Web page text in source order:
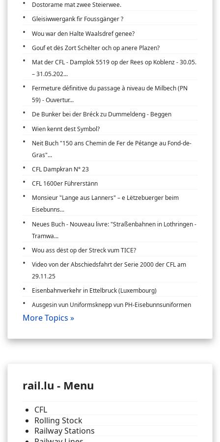
Dostorame mat zwee Steierwee.
Gleisiwwergank fir Foussgänger ?
Wou war den Halte Waalsdref genee?
Gouf et dës Zort Schëlter och op anere Plazen?
Mat der CFL - Damplok 5519 op der Rees op Koblenz - 30.05.
– 31.05.202...
Fermeture définitive du passage à niveau de Milbech (PN
59) - Ouvertur...
De Bunker bei der Bréck zu Dummeldeng - Beggen
Wien kennt dest Symbol?
Neit Buch "150 ans Chemin de Fer de Pétange au Fond-de-
Gras"...
CFL Dampkran N° 23
CFL 1600er Führerstänn
Monsieur "Lange aus Lanners" – e Lëtzebuerger beim
Eisebunns...
Neues Buch - Nouveau livre: "Straßenbahnen in Lothringen -
Tramwa...
Wou ass dëst op der Streck vum TICE?
Video von der Abschiedsfahrt der Serie 2000 der CFL am
29.11.25
Eisenbahnverkehr in Ettelbruck (Luxembourg)
Ausgesin vun Uniformsknepp vun PH-Eisebunnsuniformen
More Topics »
rail.lu - Menu
CFL
Rolling Stock
Railway Stations